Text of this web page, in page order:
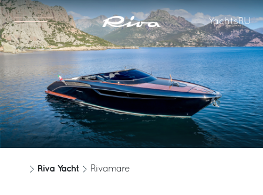
YachtsRU
Riva Yacht Rivamare